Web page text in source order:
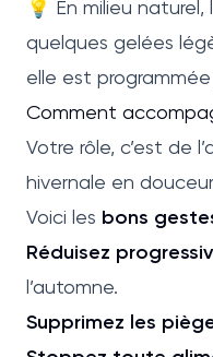
💡 En milieu
quelques gelées
elle est
Comment
Votre rôle, c’est de
hivernale en
Voici les bons
Réduisez
l’automne.
Supprimez les